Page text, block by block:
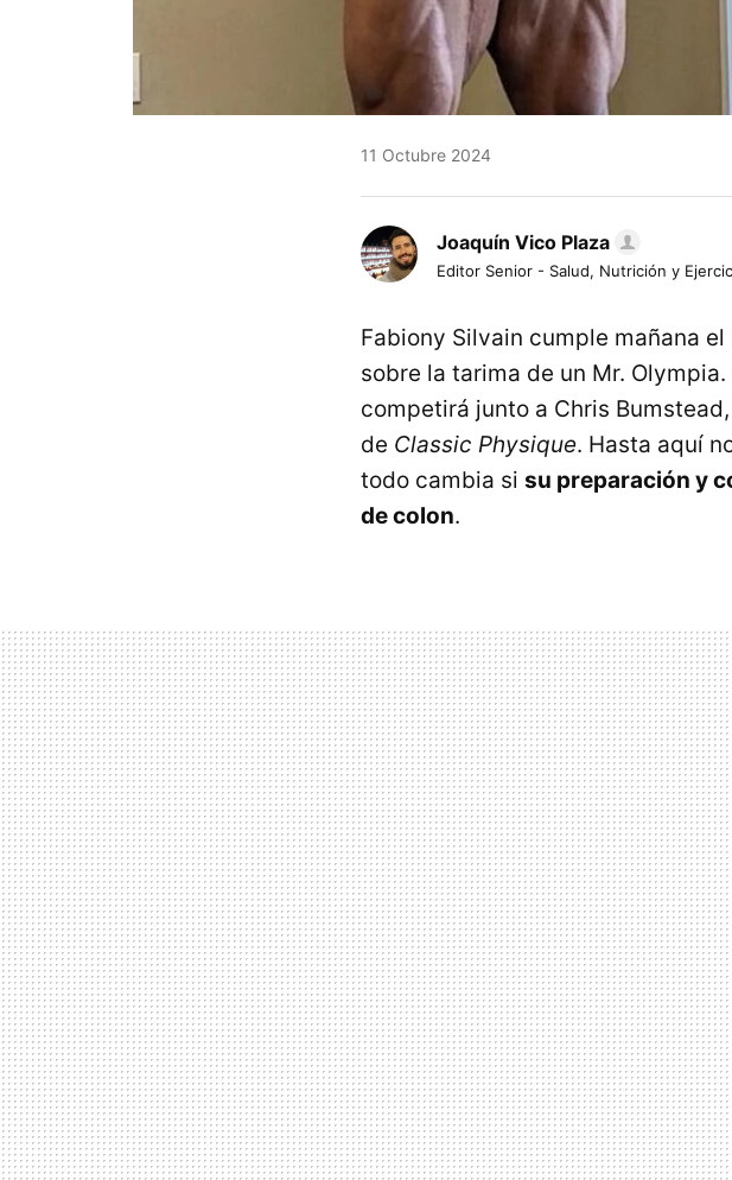
11 Octubre 2024
Joaquín Vico Plaza
Editor Senior - Salud, Nutrición y
Fabiony Silvain cumple mañana
sobre la tarima de un Mr.
competirá junto a Chris
de Classic Physique. Hasta aquí
todo cambia si su preparación y
de colon.